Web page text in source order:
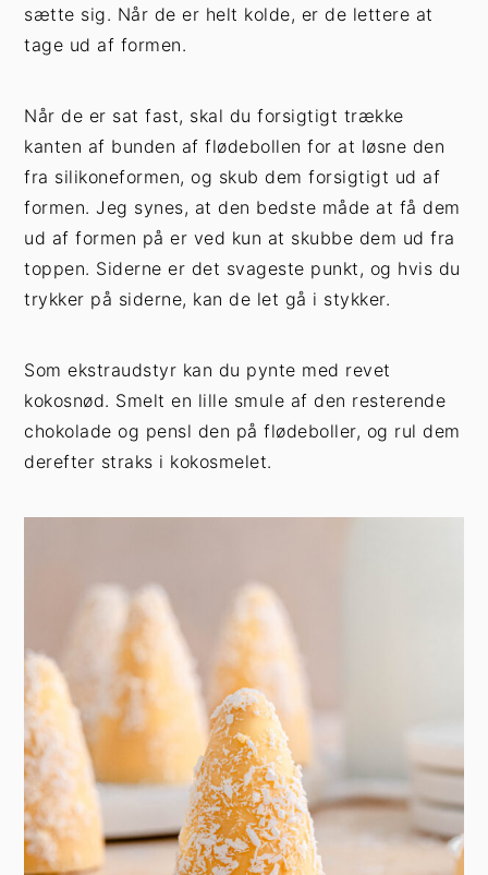
sætte sig. Når de er helt kolde, er de lettere at
tage ud af formen.
Når de er sat fast, skal du forsigtigt trække
kanten af bunden af flødebollen for at løsne den
fra silikoneformen, og skub dem forsigtigt ud af
formen. Jeg synes, at den bedste måde at få dem
ud af formen på er ved kun at skubbe dem ud fra
toppen. Siderne er det svageste punkt, og hvis du
trykker på siderne, kan de let gå i stykker.
Som ekstraudstyr kan du pynte med revet
kokosnød. Smelt en lille smule af den resterende
chokolade og pensl den på flødeboller, og rul dem
derefter straks i kokosmelet.